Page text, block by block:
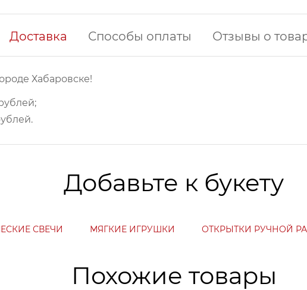
Доставка Способы оплаты Отзывы о
Хабаровске!
Добавьте к букету
СВЕЧИ МЯГКИЕ ИГРУШКИ ОТКРЫТКИ РУЧНОЙ
Похожие товары